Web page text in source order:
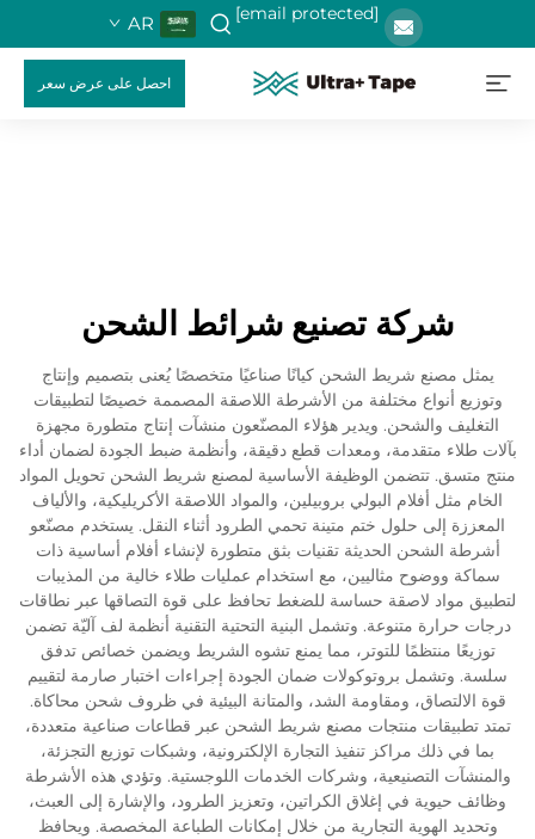
[email protected]
AR
احصل على عرض سعر
شركة تصنيع شرائط الشحن
يمثل مصنع شريط الشحن كيانًا صناعيًا متخصصًا يُعنى بتصميم وإنتاج
وتوزيع أنواع مختلفة من الأشرطة اللاصقة المصممة خصيصًا لتطبيقات
التغليف والشحن. ويدير هؤلاء المصنّعون منشآت إنتاج متطورة مجهزة
بآلات طلاء متقدمة، ومعدات قطع دقيقة، وأنظمة ضبط الجودة لضمان أداء
منتج متسق. تتضمن الوظيفة الأساسية لمصنع شريط الشحن تحويل المواد
الخام مثل أفلام البولي بروبيلين، والمواد اللاصقة الأكريليكية، والألياف
المعززة إلى حلول ختم متينة تحمي الطرود أثناء النقل. يستخدم مصنّعو
أشرطة الشحن الحديثة تقنيات بثق متطورة لإنشاء أفلام أساسية ذات
سماكة ووضوح مثاليين، مع استخدام عمليات طلاء خالية من المذيبات
لتطبيق مواد لاصقة حساسة للضغط تحافظ على قوة التصاقها عبر نطاقات
درجات حرارة متنوعة. وتشمل البنية التحتية التقنية أنظمة لف آليّة تضمن
توزيعًا منتظمًا للتوتر، مما يمنع تشوه الشريط ويضمن خصائص تدفق
سلسة. وتشمل بروتوكولات ضمان الجودة إجراءات اختبار صارمة لتقييم
قوة الالتصاق، ومقاومة الشد، والمتانة البيئية في ظروف شحن محاكاة.
تمتد تطبيقات منتجات مصنع شريط الشحن عبر قطاعات صناعية متعددة،
بما في ذلك مراكز تنفيذ التجارة الإلكترونية، وشبكات توزيع التجزئة،
والمنشآت التصنيعية، وشركات الخدمات اللوجستية. وتؤدي هذه الأشرطة
وظائف حيوية في إغلاق الكراتين، وتعزيز الطرود، والإشارة إلى العبث،
وتحديد الهوية التجارية من خلال إمكانات الطباعة المخصصة. ويحافظ